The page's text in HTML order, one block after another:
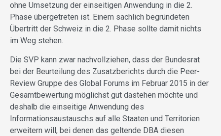
ohne Umsetzung der einseitigen Anwendung in die 2.
Phase übergetreten ist. Einem sachlich begründeten
Übertritt der Schweiz in die 2. Phase sollte damit nichts
im Weg stehen.
Die SVP kann zwar nachvollziehen, dass der Bundesrat
bei der Beurteilung des Zusatzberichts durch die Peer-
Review Gruppe des Global Forums im Februar 2015 in der
Gesamtbewertung möglichst gut dastehen möchte und
deshalb die einseitige Anwendung des
Informationsaustauschs auf alle Staaten und Territorien
erweitern will, bei denen das geltende DBA diesen